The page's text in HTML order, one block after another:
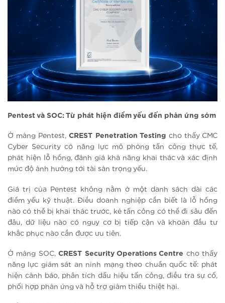
Pentest và SOC: Từ phát hiện điểm yếu đến phản ứng sớm
Ở mảng Pentest,CREST Penetration Testing cho thấy CMC
Cyber Security có năng lực mô phỏng tấn công thực tế,
phát hiện lỗ hổng, đánh giá khả năng khai thác và xác định
mức độ ảnh hưởng tới tài sản trọng yếu.
Giá trị của Pentest không nằm ở một danh sách dài các
điểm yếu kỹ thuật. Điều doanh nghiệp cần biết là lỗ hổng
nào có thể bị khai thác trước, kẻ tấn công có thể đi sâu đến
đâu, dữ liệu nào có nguy cơ bị tiếp cận và khoản đầu tư
khắc phục nào cần được ưu tiên.
Ở mảng SOC,CREST Security Operations Centre cho thấy
năng lực giám sát an ninh mạng theo chuẩn quốc tế: phát
hiện cảnh báo, phân tích dấu hiệu tấn công, điều tra sự cố,
phối hợp phản ứng và hỗ trợ giảm thiểu thiệt hại.